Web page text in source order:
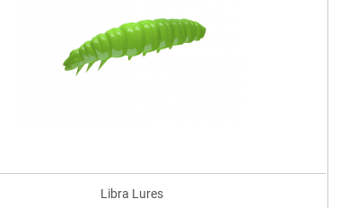
Libra Lures